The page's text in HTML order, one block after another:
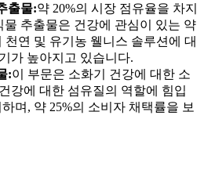
출물:약 20%의 시장 점유율을 차지
추출물은 건강에 관심이 있는 약
천연 및 유기농 웰니스 솔루션에 대
가 높아지고 있습니다.
:이 부문은 소화기 건강에 대한 소
강에 대한 섬유질의 역할에 힘입
며, 약 25%의 소비자 채택률을 보